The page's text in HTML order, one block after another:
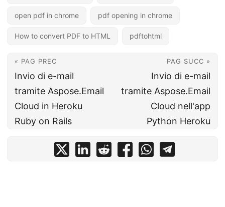
open pdf in chrome pdf opening in chrome
How to convert PDF to HTML pdftohtml
« PAG PREC
Invio di e-mail
tramite Aspose.Email
Cloud in Heroku
Ruby on Rails
PAG SUCC »
Invio di e-mail
tramite Aspose.Email
Cloud nell'app
Python Heroku